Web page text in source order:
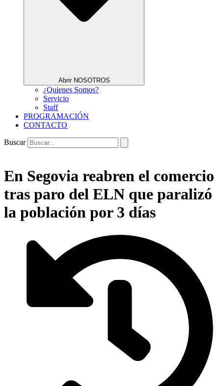
Abrir NOSOTROS
¿Quienes Somos?
Servicio
Staff
PROGRAMACIÓN
CONTACTO
Buscar
En Segovia reabren el comercio
tras paro del ELN que paralizó
la población por 3 días